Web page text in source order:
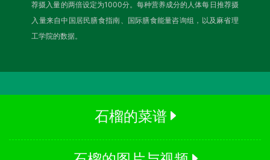
荐摄入量的两倍设定为1000分。每种营养成分的人体每日推荐摄
入量来自中国居民膳食指南、国际膳食能量咨询组，以及麻省理
工学院的数据。
石榴的菜谱